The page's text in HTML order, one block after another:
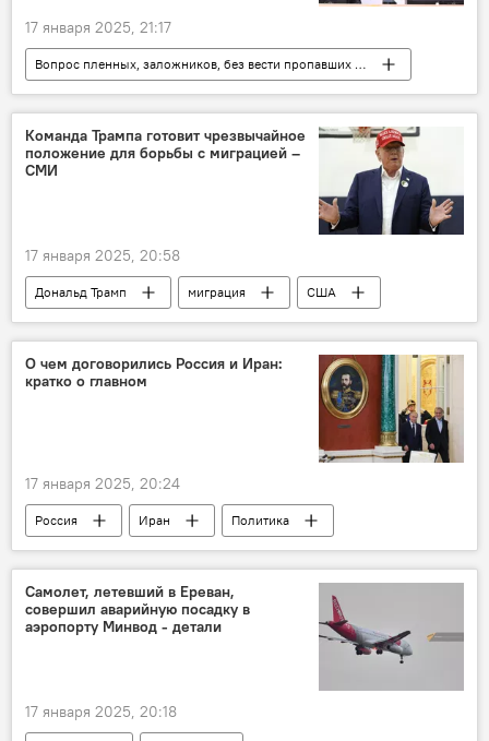
17 января 2025, 21:17
Вопрос пленных, заложников, без вести пропавших и погибших в Карабахе
Армения
Нагорный Карабах
суд
Видео
Команда Трампа готовит чрезвычайное
положение для борьбы с миграцией –
СМИ
17 января 2025, 20:58
Дональд Трамп миграция
США
В мире
О чем договорились Россия и Иран:
кратко о главном
17 января 2025, 20:24
Россия Иран
Политика
В мире
Самолет, летевший в Ереван,
совершил аварийную посадку в
аэропорту Минвод - детали
17 января 2025, 20:18